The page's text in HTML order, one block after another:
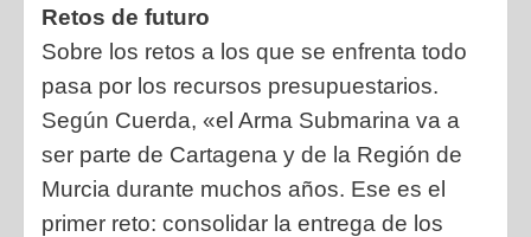
Retos de futuro
Sobre los retos a los que se enfrenta todo
pasa por los recursos presupuestarios.
Según Cuerda, «el Arma Submarina va a
ser parte de Cartagena y de la Región de
Murcia durante muchos años. Ese es el
primer reto: consolidar la entrega de los